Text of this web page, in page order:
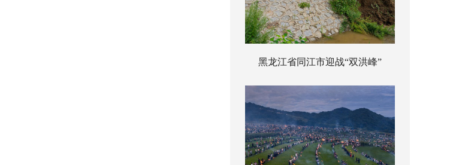
黑龙江省同江市迎战“双洪峰”